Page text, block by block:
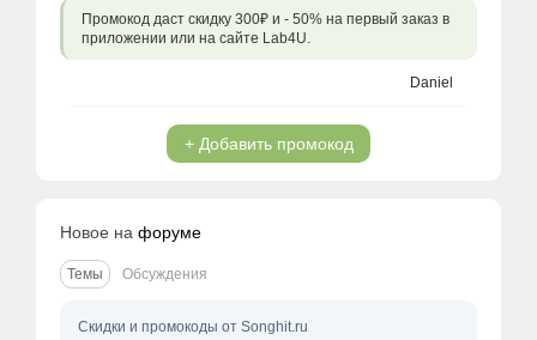
Промокод даст скидку 300₽ и - 50% на первый заказ в
приложении или на сайте Lab4U.
Daniel
+ Добавить промокод
Новое на форуме
Темы Обсуждения
Скидки и промокоды от Songhit.ru